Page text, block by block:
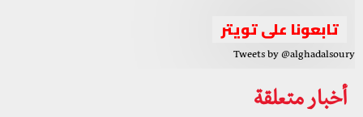
تابعونا على تويتر
Tweets by @alghadalsoury
أخبار متعلقة